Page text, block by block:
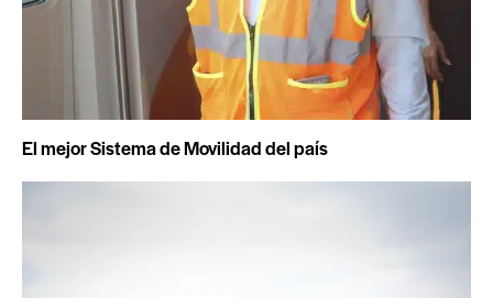
El mejor Sistema de Movilidad del país